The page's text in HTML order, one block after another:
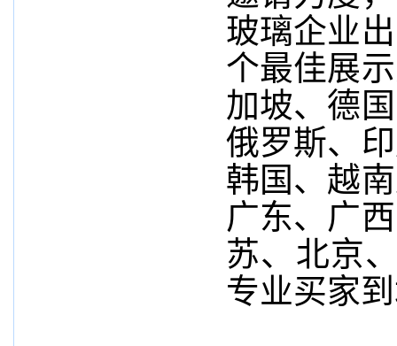
玻璃企业
个最佳展
加坡、德
俄罗斯、
韩国、越
广东、广
苏、北京
专业买家